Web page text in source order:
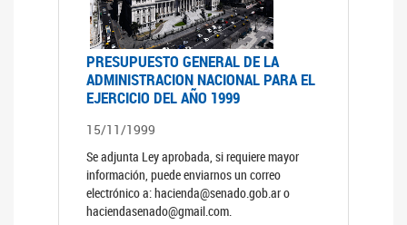
PRESUPUESTO GENERAL DE LA
ADMINISTRACION NACIONAL PARA EL
EJERCICIO DEL AÑO 1999
15/11/1999
Se adjunta Ley aprobada, si requiere mayor
información, puede enviarnos un correo
electrónico a: hacienda@senado.gob.ar o
haciendasenado@gmail.com.